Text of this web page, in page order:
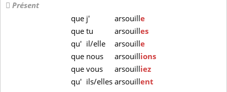
Présent
que j' arsouille
quetu arsouilles
qu' il/elle arsouille
que nous arsouillions
quevous arsouilliez
qu' ils/ellesarsouillent